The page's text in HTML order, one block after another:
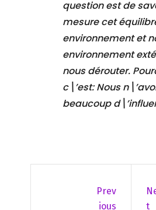
question est de
mesure cet
environnement et
environnement
nous dérouter.
c\’est: Nous
beaucoup
Prev
Ious
T